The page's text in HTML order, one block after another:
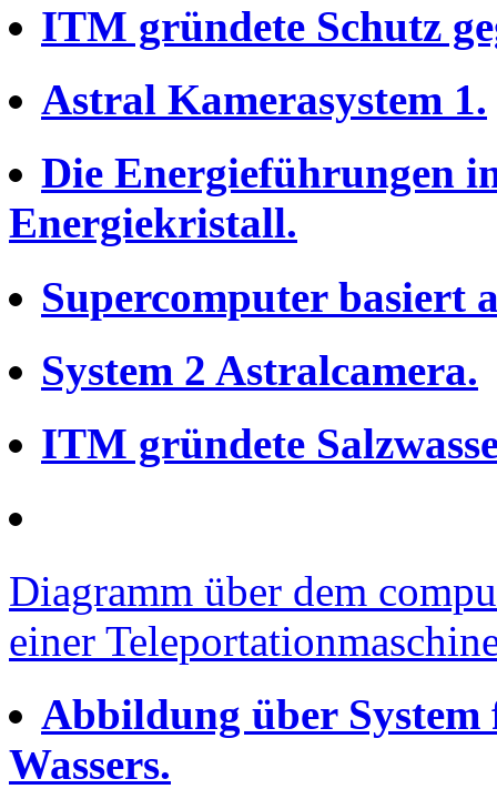
ITM gründete Schutz
Astral Kamerasystem 1.
Die Energieführungen
Energiekristall.
Supercomputer basiert
System 2 Astralcamera.
ITM gründete
Diagramm über dem
einer
Abbildung über
Wassers.